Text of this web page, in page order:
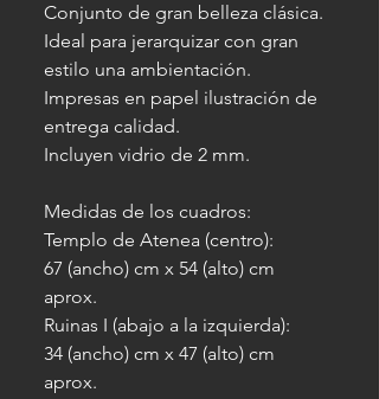
Conjunto de gran belleza clásica.
Ideal para jerarquizar con gran
estilo una ambientación.
Impresas en papel ilustración de
entrega calidad.
Incluyen vidrio de 2 mm.
Medidas de los cuadros:
Templo de Atenea (centro):
67 (ancho) cm x 54 (alto) cm
aprox.
Ruinas I (abajo a la izquierda):
34 (ancho) cm x 47 (alto) cm
aprox.